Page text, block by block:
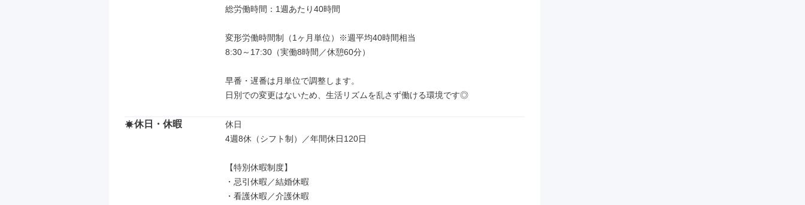
総労働時間：1週あたり40時間
変形労働時間制（1ヶ月単位）※週平均40時間相当
8:30～17:30（実働8時間／休憩60分）
早番・遅番は月単位で調整します。
日別での変更はないため、生活リズムを乱さず働ける環境です◎
休日・休暇
休日
4週8休（シフト制）／年間休日120日
【特別休暇制度】
・忌引休暇／結婚休暇
・看護休暇／介護休暇